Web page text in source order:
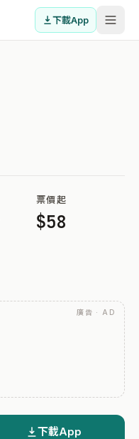
下載App
票價起
$58
廣告 · AD
下載App